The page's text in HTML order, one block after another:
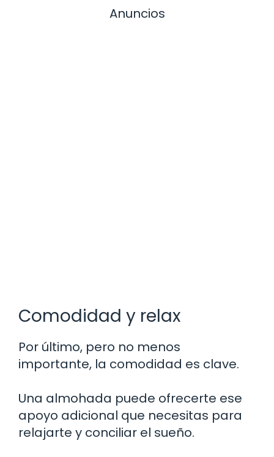
Anuncios
Comodidad y relax
Por último, pero no menos
importante, la comodidad es clave.
Una almohada puede ofrecerte ese
apoyo adicional que necesitas para
relajarte y conciliar el sueño.